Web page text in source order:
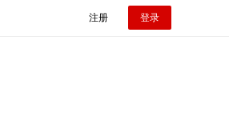
注册 登录